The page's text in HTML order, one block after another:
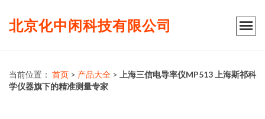
北京化中闲科技有限公司
当前位置： 首页 > 产品大全 >
上海三信电导率仪MP513 上海斯祁科
学仪器旗下的精准测量专家